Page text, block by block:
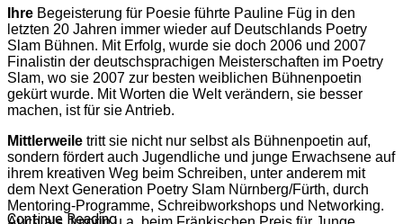
Ihre Begeisterung für Poesie führte Pauline Füg in den
letzten 20 Jahren immer wieder auf Deutschlands Poetry
Slam Bühnen. Mit Erfolg, wurde sie doch 2006 und 2007
Finalistin der deutschsprachigen Meisterschaften im Poetry
Slam, wo sie 2007 zur besten weiblichen Bühnenpoetin
gekürt wurde. Mit Worten die Welt verändern, sie besser
machen, ist für sie Antrieb.
Mittlerweile tritt sie nicht nur selbst als Bühnenpoetin auf,
sondern fördert auch Jugendliche und junge Erwachsene auf
ihrem kreativen Weg beim Schreiben, unter anderem mit
dem Next Generation Poetry Slam Nürnberg/Fürth, durch
Mentoring-Programme, Schreibworkshops und Networking.
Continue Reading